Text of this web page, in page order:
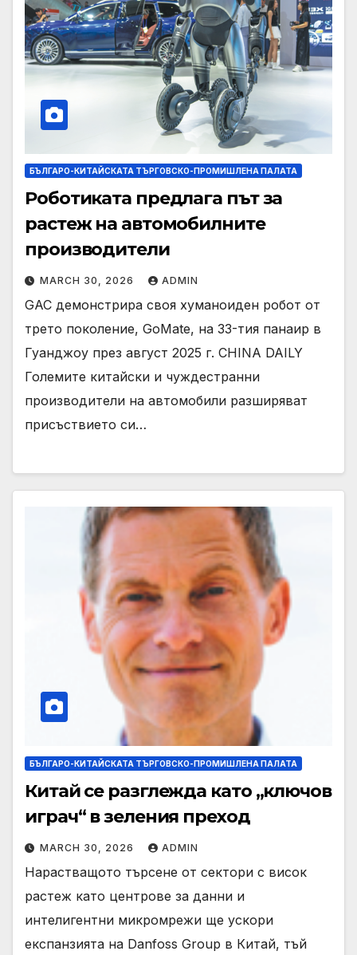
БЪЛГАРО-КИТАЙСКАТА ТЪРГОВСКО-ПРОМИШЛЕНА ПАЛАТА
Роботиката предлага път за
растеж на автомобилните
производители
MARCH 30, 2026 ADMIN
GAC демонстрира своя хуманоиден робот от
трето поколение, GoMate, на 33-тия панаир в
Гуанджоу през август 2025 г. CHINA DAILY
Големите китайски и чуждестранни
производители на автомобили разширяват
присъствието си…
БЪЛГАРО-КИТАЙСКАТА ТЪРГОВСКО-ПРОМИШЛЕНА ПАЛАТА
Китай се разглежда като „ключов
играч“ в зеления преход
MARCH 30, 2026 ADMIN
Нарастващото търсене от сектори с висок
растеж като центрове за данни и
интелигентни микромрежи ще ускори
експанзията на Danfoss Group в Китай, тъй